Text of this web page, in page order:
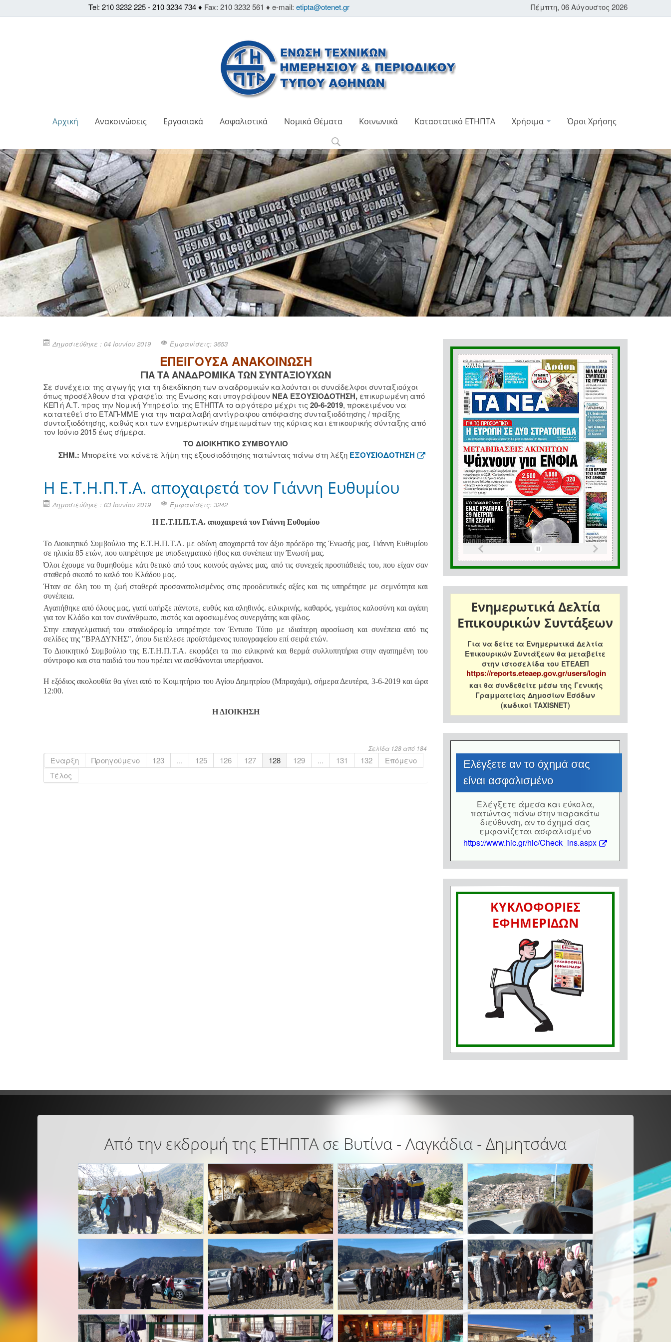
Πέμπτη, 06 Αύγουστος 2026
Tel: 210 3232 225 - 210 3234 734 ♦ Fax: 210 3232 561 ♦ e-mail: etipta@otenet.gr
Αρχική Ανακοινώσεις Εργασιακά Ασφαλιστικά Νομικά Θέματα Κοινωνικά Καταστατικό ΕΤΗΠΤΑ Χρήσιμα Όροι Χρήσης
Δημοσιεύθηκε : 04 Ιουνίου 2019 Εμφανίσεις: 3653
EΠΕΙΓΟΥΣΑ ΑΝΑΚΟΙΝΩΣΗ
ΓΙΑ ΤΑ ΑΝΑΔΡΟΜΙΚΑ ΤΩΝ ΣΥΝΤΑΞΙΟΥΧΩΝ
Σε συνέχεια της αγωγής για τη διεκδίκηση των αναδρομικών καλούνται οι συνάδελφοι συνταξιούχοι
όπως προσέλθουν στα γραφεία της Ένωσης και υπογράψουν ΝΕΑ ΕΞΟΥΣΙΟΔΟΤΗΣΗ, επικυρωμένη από
ΚΕΠ ή Α.Τ. προς την Νομική Υπηρεσία της ΕΤΗΠΤΑ το αργότερο μέχρι τις 20-6-2019, προκειμένου να
κατατεθεί στο ΕΤΑΠ-ΜΜΕ για την παραλαβή αντίγραφου απόφασης συνταξιοδότησης / πράξης
συνταξιοδότησης, καθώς και των ενημερωτικών σημειωμάτων της κύριας και επικουρικής σύνταξης από
τον Ιούνιο 2015 έως σήμερα.
ΤΟ ΔΙΟΙΚΗΤΙΚΟ ΣΥΜΒΟΥΛΙΟ
ΣΗΜ.: Μπορείτε να κάνετε λήψη της εξουσιοδότησης πατώντας πάνω στη λέξη ΕΞΟΥΣΙΟΔΟΤΗΣΗ
Η Ε.Τ.Η.Π.Τ.Α. αποχαιρετά τον Γιάννη Ευθυμίου
Δημοσιεύθηκε : 03 Ιουνίου 2019 Εμφανίσεις: 3242
Η Ε.Τ.Η.Π.Τ.Α. αποχαιρετά τον Γιάννη Ευθυμίου
Το Διοικητικό Συμβούλιο της Ε.Τ.Η.Π.Τ.Α. με οδύνη αποχαιρετά τον άξιο πρόεδρο της Ένωσής μας, Γιάννη Ευθυμίου
σε ηλικία 85 ετών, που υπηρέτησε με υποδειγματικό ήθος και συνέπεια την Ένωσή μας.
Όλοι έχουμε να θυμηθούμε κάτι θετικό από τους κοινούς αγώνες μας, από τις συνεχείς προσπάθειές του, που είχαν σαν
σταθερό σκοπό το καλό του Κλάδου μας.
Ήταν σε όλη του τη ζωή σταθερά προσανατολισμένος στις προοδευτικές αξίες και τις υπηρέτησε με σεμνότητα και
συνέπεια.
Αγαπήθηκε από όλους μας, γιατί υπήρξε πάντοτε, ευθύς και αληθινός. ειλικρινής, καθαρός, γεμάτος καλοσύνη και αγάπη
για τον Κλάδο και τον συνάνθρωπο, πιστός και αφοσιωμένος συνεργάτης και φίλος.
Στην επαγγελματική του σταδιοδρομία υπηρέτησε τον Έντυπο Τύπο με ιδιαίτερη αφοσίωση και συνέπεια από τις
σελίδες της "ΒΡΑΔΥΝΗΣ", όπου διετέλεσε προϊστάμενος τυπογραφείου επί σειρά ετών.
Το Διοικητικό Συμβούλιο της Ε.Τ.Η.Π.Τ.Α. εκφράζει τα πιο ειλικρινά και θερμά συλλυπητήρια στην αγαπημένη του
σύντροφο και στα παιδιά του που πρέπει να αισθάνονται υπερήφανοι.
Η εξόδιος ακολουθία θα γίνει από το Κοιμητήριο του Αγίου Δημητρίου (Μπραχάμι), σήμερα Δευτέρα, 3-6-2019 και ώρα
12:00.
Η ΔΙΟΙΚΗΣΗ
Σελίδα 128 από 184
Έναρξη Προηγούμενο 123 ... 125 126 127 128 129 ... 131 132
Επόμενο
Τέλος
Ενημερωτικά Δελτία
Επικουρικών Συντάξεων
Για να δείτε τα Ενημερωτικά Δελτία
Επικουρικών Συντάξεων θα μεταβείτε
στην ιστοσελίδα του ΕΤΕΑΕΠ
https://reports.eteaep.gov.gr/users/login
και θα συνδεθείτε μέσω της Γενικής
Γραμματείας Δημοσίων Εσόδων
(κωδικοί TAXISNET)
Eλέγξετε αν το όχημά σας
είναι ασφαλισμένο
Eλέγξετε άμεσα και εύκολα,
πατώντας πάνω στην παρακάτω
διεύθυνση, αν το όχημά σας
εμφανίζεται ασφαλισμένο
https://www.hic.gr/hic/Check_ins.aspx
ΚΥΚΛΟΦΟΡΙΕΣ
ΕΦΗΜΕΡΙΔΩΝ
Από την εκδρομή της ΕΤΗΠΤΑ σε Βυτίνα - Λαγκάδια - Δημητσάνα